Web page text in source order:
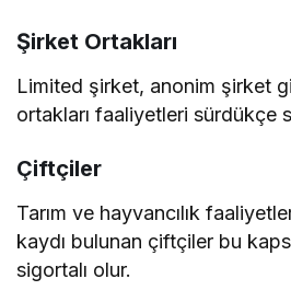
Şirket Ortakları
Limited şirket, anonim şirket
ortakları faaliyetleri sürdükçe
Çiftçiler
Tarım ve hayvancılık
kaydı bulunan çiftçiler bu
sigortalı olur.